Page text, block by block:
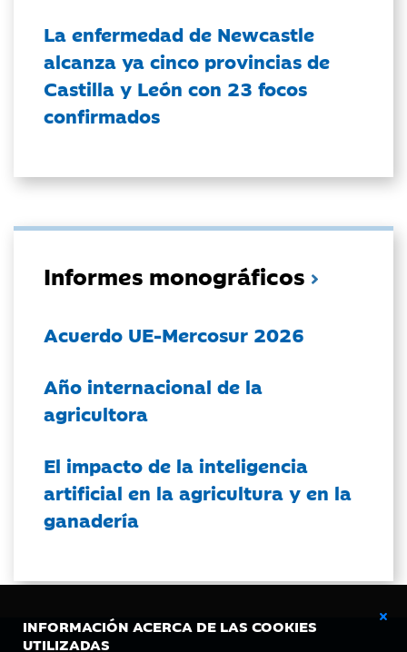
INFORMACIÓN ACERCA DE LAS COOKIES
UTILIZADAS
La enfermedad de Newcastle
alcanza ya cinco provincias de
Castilla y León con 23 focos
confirmados
Informes monográficos
Acuerdo UE-Mercosur 2026
Año internacional de la
agricultora
El impacto de la inteligencia
artificial en la agricultura y en la
ganadería